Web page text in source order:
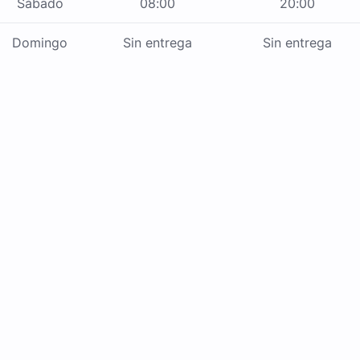
Sábado 08:00 20:00
Domingo Sin entrega Sin entrega